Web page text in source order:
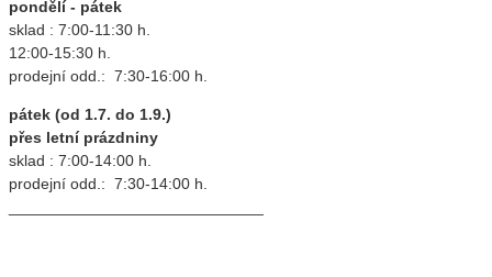
pondělí - pátek
sklad : 7:00-11:30 h.
12:00-15:30 h.
prodejní odd.: 7:30-16:00 h.
pátek (od 1.7. do 1.9.)
přes letní prázdniny
sklad : 7:00-14:00 h.
prodejní odd.: 7:30-14:00 h.